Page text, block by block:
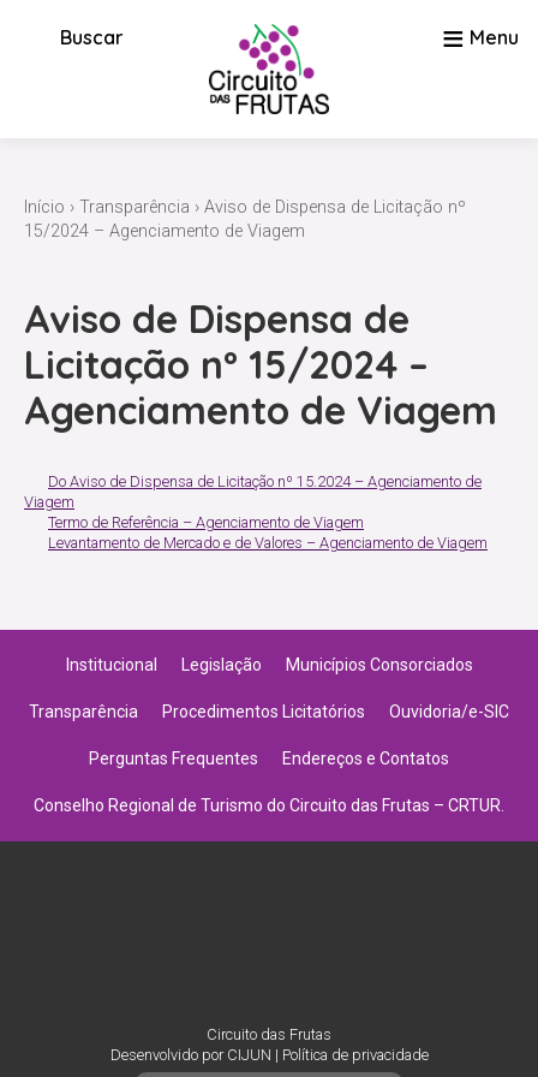
Buscar ≡ Menu
Início › Transparência › Aviso de Dispensa de Licitação nº
15/2024 – Agenciamento de Viagem
Aviso de Dispensa de
Licitação nº 15/2024 –
Agenciamento de Viagem
Do Aviso de Dispensa de Licitação nº 15.2024 – Agenciamento de
Viagem
Termo de Referência – Agenciamento de Viagem
Levantamento de Mercado e de Valores – Agenciamento de Viagem
Institucional Legislação Municípios Consorciados
Transparência Procedimentos Licitatórios Ouvidoria/e-SIC
Perguntas Frequentes Endereços e Contatos
Conselho Regional de Turismo do Circuito das Frutas – CRTUR.
Circuito das Frutas
Desenvolvido por CIJUN | Política de privacidade